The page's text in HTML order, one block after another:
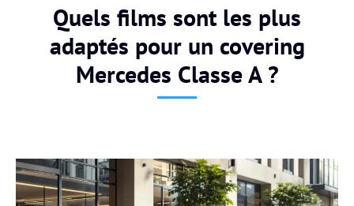
Quels films sont les plus
adaptés pour un covering
Mercedes Classe A ?